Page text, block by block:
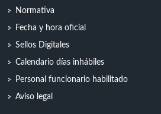
Normativa
Fecha y hora oficial
Sellos Digitales
Calendario días inhábiles
Personal funcionario habilitado
Aviso legal